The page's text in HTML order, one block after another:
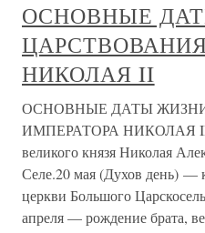
ОСНОВНЫЕ
НИКОЛАЯ II
ОСНОВНЫЕ ДАТЫ
ИМПЕРАТОРА НИКОЛАЯ II
великого князя Николая
Селе.20 мая (Духов день) —
церкви Большого
апреля — рождение брата,